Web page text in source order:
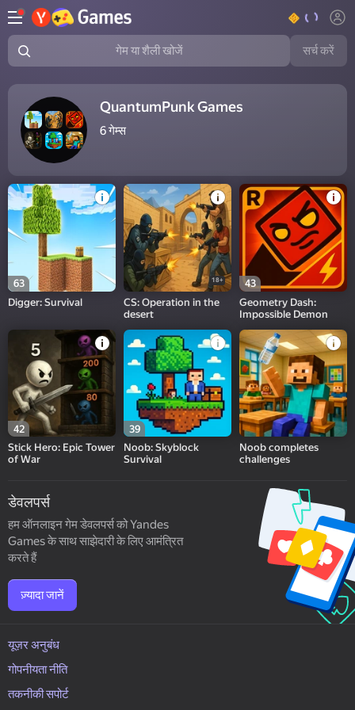
गेम या शैली खोजें सर्च करें
QuantumPunk Games
6गेम्स
63
Digger: Survival
18+
CS: Operation in the
desert
43
Geometry Dash:
Impossible Demon
42
Stick Hero: Epic Tower
of War
39
Noob: Skyblock
Survival
Noob completes
challenges
डेवलपर्स
हम ऑनलाइन गेम डेवलपर्स को Yandes
Games के साथ साझेदारी के लिए आमंत्रित
करते हैं
ज़्यादा जानें
यूज़र अनुबंध
गोपनीयता नीति
तकनीकी सपोर्ट